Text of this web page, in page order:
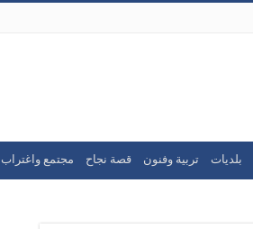
بلديات تربية وفنون قصة نجاح مجتمع واغتراب